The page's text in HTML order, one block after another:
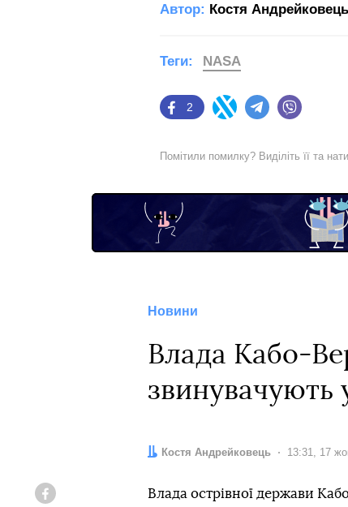
Автор: Костя Андрейковець
Facebook
2
Twitter Telegram
Теги: NASA
Помітили помилку? Виділіть її та
Новини
Влада Кабо-
звинувачують
Автор:
Костя Андрейковець Дата:
13:31, 17
Влада острівної держави